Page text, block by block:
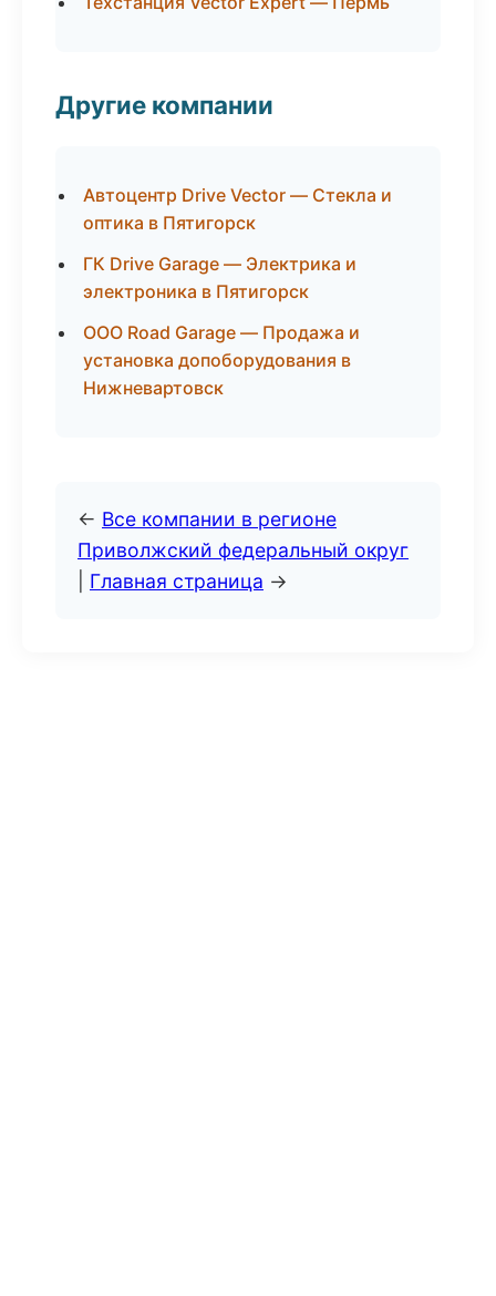
Другие компании
Автоцентр Drive Vector — Стекла и
оптика в Пятигорск
ГК Drive Garage — Электрика и
электроника в Пятигорск
ООО Road Garage — Продажа и
установка допоборудования в
Нижневартовск
← Все компании в регионе
Приволжский федеральный округ
Главная страница →